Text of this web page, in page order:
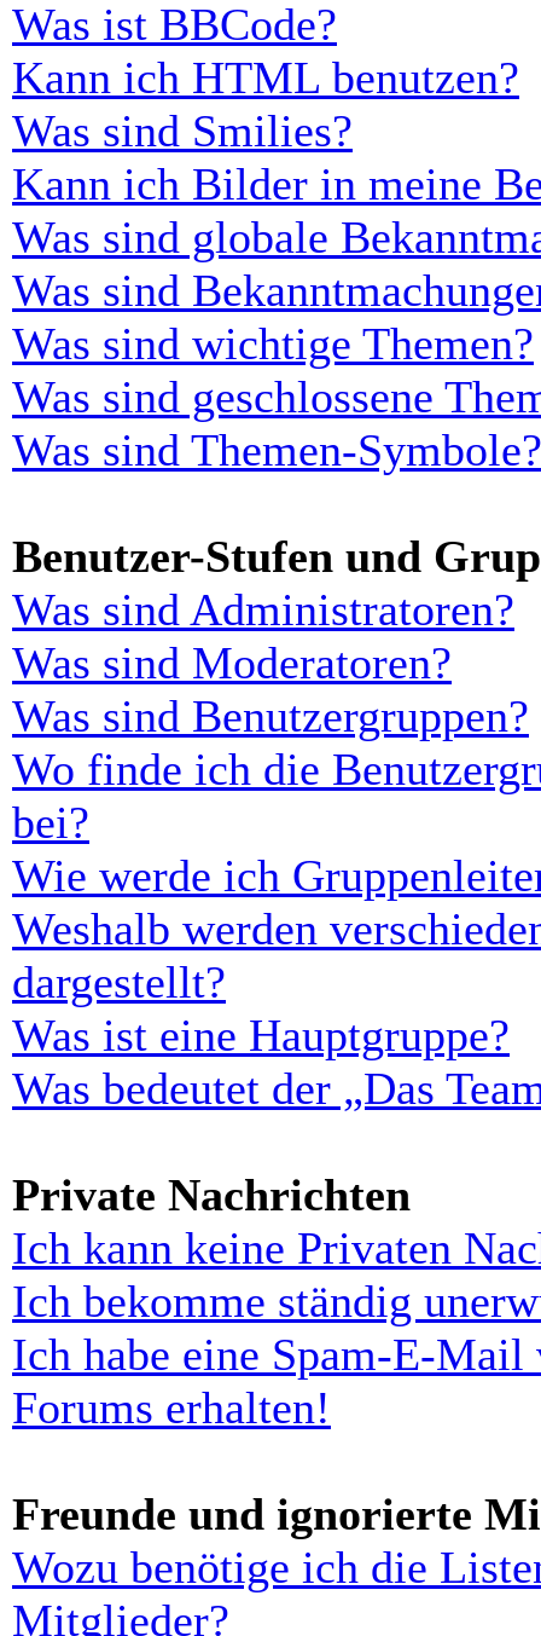
Was ist BBCode?
Kann ich HTML benutzen?
Was sind Smilies?
Kann ich Bilder in meine
Was sind globale
Was sind
Was sind wichtige Themen?
Was sind geschlossene
Was sind Themen-Symbole?
Benutzer-Stufen und
Was sind Administratoren?
Was sind Moderatoren?
Was sind Benutzergruppen?
Wo finde ich die
bei?
Wie werde ich
Weshalb werden
dargestellt?
Was ist eine Hauptgruppe?
Was bedeutet der „Das
Private Nachrichten
Ich kann keine Privaten
Ich bekomme ständig
Ich habe eine Spam-E-
Forums erhalten!
Freunde und ignorierte
Wozu benötige ich die
Mitglieder?